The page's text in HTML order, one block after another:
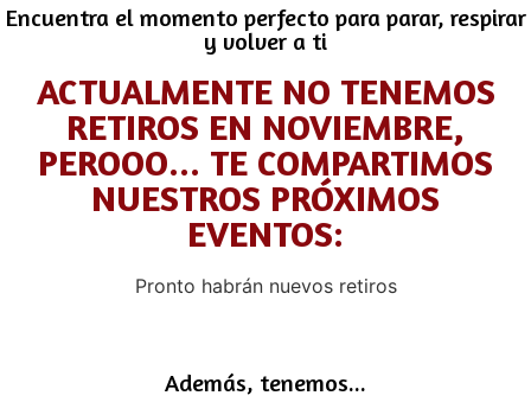
Encuentra el momento perfecto para parar, respirar
y volver a ti
ACTUALMENTE NO TENEMOS
RETIROS EN NOVIEMBRE,
PEROOO... TE COMPARTIMOS
NUESTROS PRÓXIMOS
EVENTOS:
Pronto habrán nuevos retiros
Además, tenemos...